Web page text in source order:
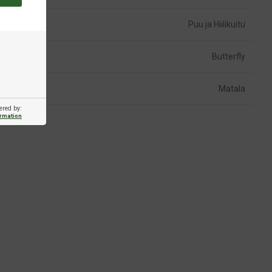
by:
Puu ja Hiilikuitu
Butterfly
Matala